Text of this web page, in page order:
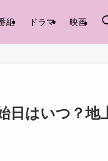
組 ドラマ 映画
日はいつ？地